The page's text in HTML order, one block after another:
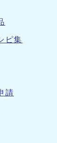
ピ集
請